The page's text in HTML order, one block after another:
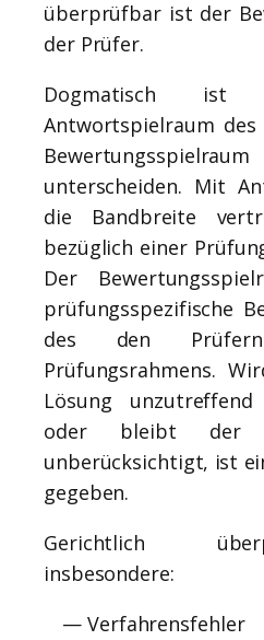
überprüfbar ist der
der Prüfer.
Dogmatisch ist
Antwortspielraum
unterscheiden. Mit
die Bandbreite
bezüglich einer
Der
prüfungsspezifische
des den Prüfern
Prüfungsrahmens.
Lösung
oder bleibt der
unberücksichtigt, ist
gegeben.
Gerichtlich
insbesondere: